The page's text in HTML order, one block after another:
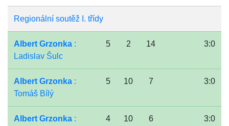
Regionální soutěž I. třídy
Albert Grzonka :
Ladislav Šulc
5 2 14 3:0
Albert Grzonka :
Tomáš Bílý
5 10 7 3:0
Albert Grzonka :
4 10 6 3:0